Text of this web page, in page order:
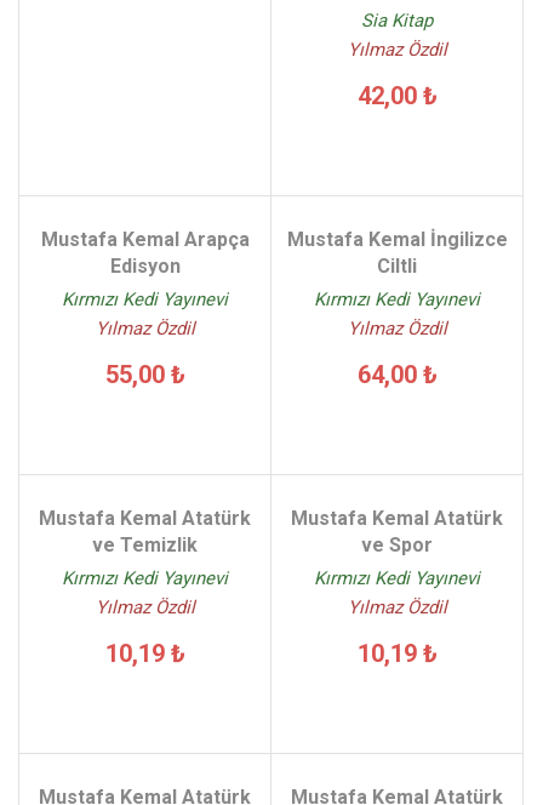
Sia Kitap
Yılmaz Özdil
42,00 ₺
Mustafa Kemal Arapça
Edisyon
Kırmızı Kedi Yayınevi
Yılmaz Özdil
55,00 ₺
Mustafa Kemal İngilizce
Ciltli
Kırmızı Kedi Yayınevi
Yılmaz Özdil
64,00 ₺
Mustafa Kemal Atatürk
ve Temizlik
Kırmızı Kedi Yayınevi
Yılmaz Özdil
10,19 ₺
Mustafa Kemal Atatürk
ve Spor
Kırmızı Kedi Yayınevi
Yılmaz Özdil
10,19 ₺
Mustafa Kemal Atatürk Mustafa Kemal Atatürk